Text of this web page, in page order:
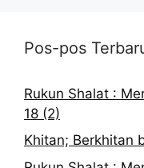
Pos-pos
Rukun Shalat :
18 (2)
Khitan; Berkhitan